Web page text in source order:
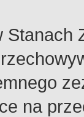
na